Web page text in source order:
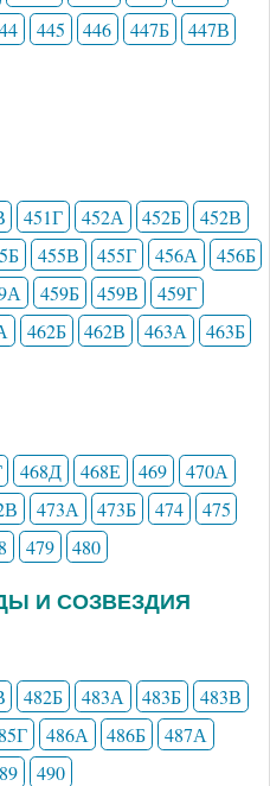
445 446 447Б
447В
451Г 452А 452Б
452В
455В 455Г 456А
456Б
459Б 459В
459Г
462Б 462В 463А
463Б
468Д 468Е 469
470А
473А 473Б 474
475
479 480
И СОЗВЕЗДИЯ
482Б 483А 483Б
483В
486А 486Б
487А
490